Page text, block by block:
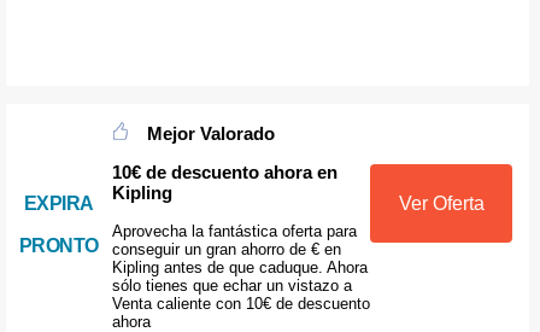
EXPIRA
PRONTO
Mejor Valorado
10€ de descuento ahora en
Kipling
Aprovecha la fantástica oferta para
conseguir un gran ahorro de € en
Kipling antes de que caduque. Ahora
sólo tienes que echar un vistazo a
Venta caliente con 10€ de descuento
ahora
Ver Oferta